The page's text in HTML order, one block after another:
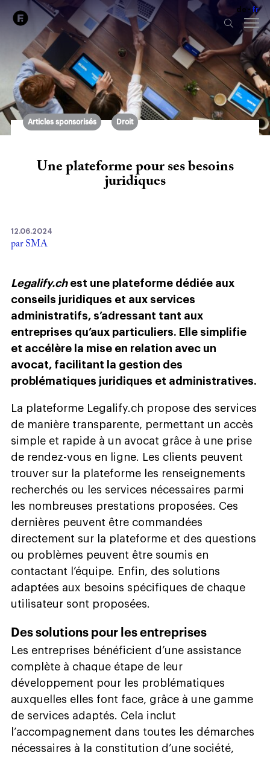
de fr
Articles sponsorisés Droit
Une plateforme pour ses besoins
juridiques
12.06.2024
par SMA
Legalify.chest une plateforme dédiée aux
conseils juridiques et aux services
administratifs, s’adressant tant aux
entreprises qu’aux particuliers. Elle simplifie
et accélère la mise en relation avec un
avocat, facilitant la gestion des
problématiques juridiques et administratives.
La plateforme Legalify.ch propose des services
de manière transparente, permettant un accès
simple et rapide à un avocat grâce à une prise
de rendez-vous en ligne. Les clients peuvent
trouver sur la plateforme les renseignements
recherchés ou les services nécessaires parmi
les nombreuses prestations proposées. Ces
dernières peuvent être commandées
directement sur la plateforme et des questions
ou problèmes peuvent être soumis en
contactant l’équipe. Enfin, des solutions
adaptées aux besoins spécifiques de chaque
utilisateur sont proposées.
Des solutions pour les entreprises
Les entreprises bénéficient d’une assistance
complète à chaque étape de leur
développement pour les problématiques
auxquelles elles font face, grâce à une gamme
de services adaptés. Cela inclut
l’accompagnement dans toutes les démarches
nécessaires à la constitution d’une société,